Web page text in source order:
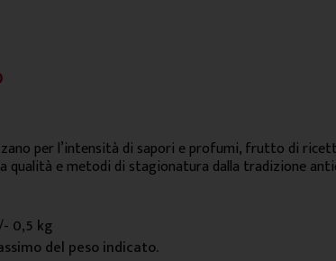
per l’intensità di sapori e profumi, frutto di
qualità e metodi di stagionatura dalla tradizione
0,5 kg
del peso indicato.